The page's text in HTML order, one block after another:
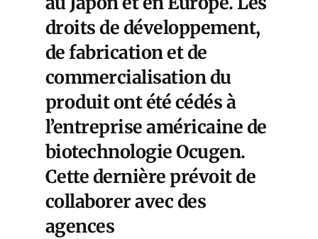
droits de développement,
de fabrication et de
commercialisation du
produit ont été cédés à
l’entreprise américaine de
biotechnologie Ocugen.
Cette dernière prévoit de
collaborer avec des
agences